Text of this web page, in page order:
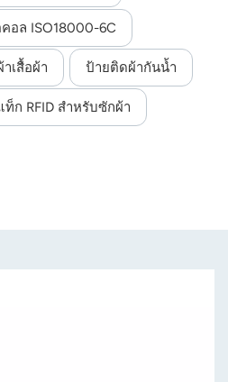
อย่างดี 1) การซัก: อุณหภูมิ 90
ครั้ง2) การอบแห้งเบื้องต้นใน
ซียส, 30 นาที 200 ครั้ง3) การรีด
วินาที, 200 ครั้ง4) การฆ่าเชื้อด้วย
ซียส20 นาที
อล ISO18000-6C
เสื้อผ้า ป้ายติดผ้ากันน้ำ
ท็ก RFID สำหรับซักผ้า